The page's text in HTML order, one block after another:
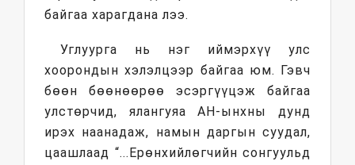
байгаа харагдана лээ.
Углуурга нь нэг иймэрхүү улс
хоорондын хэлэлцээр байгаа юм. Гэвч
бөөн бөөнөөрөө эсэргүүцэж байгаа
улстөрчид, ялангуяа АН-ынхны дунд
ирэх наанадаж, намын даргын суудал,
цаашлаад “...Ерөнхийлөгчийн сонгуульд